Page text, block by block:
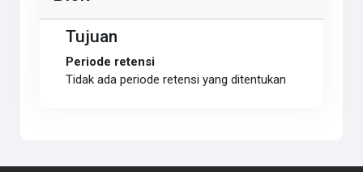
Tujuan
Periode retensi
Tidak ada periode retensi yang ditentukan